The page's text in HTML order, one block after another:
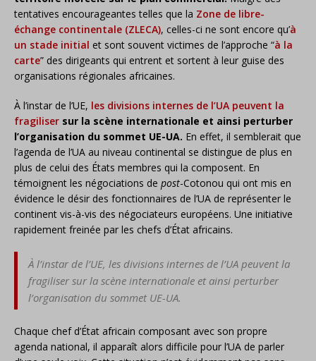
tentatives encourageantes telles que la Zone de libre-
échange continentale (ZLECA), celles-ci ne sont encore qu’à
un stade initial et sont souvent victimes de l’approche “à la
carte” des dirigeants qui entrent et sortent à leur guise des
organisations régionales africaines.
À l’instar de l’UE, les divisions internes de l’UA peuvent la
fragiliser sur la scène internationale et ainsi perturber
l’organisation du sommet UE-UA. En effet, il semblerait que
l’agenda de l’UA au niveau continental se distingue de plus en
plus de celui des États membres qui la composent. En
témoignent les négociations de post-Cotonou qui ont mis en
évidence le désir des fonctionnaires de l’UA de représenter le
continent vis-à-vis des négociateurs européens. Une initiative
rapidement freinée par les chefs d’État africains.
À l’instar de l’UE, les divisions internes de l’UA peuvent la
fragiliser sur la scène internationale et ainsi perturber
l’organisation du sommet UE-UA.
Chaque chef d’État africain composant avec son propre
agenda national, il apparaît alors difficile pour l’UA de parler